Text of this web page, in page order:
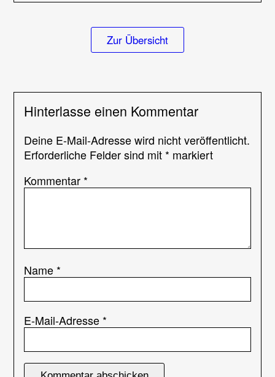
Zur Übersicht
Hinterlasse einen Kommentar
Deine E-Mail-Adresse wird nicht veröffentlicht.
Erforderliche Felder sind mit * markiert
Kommentar *
Name *
E-Mail-Adresse *